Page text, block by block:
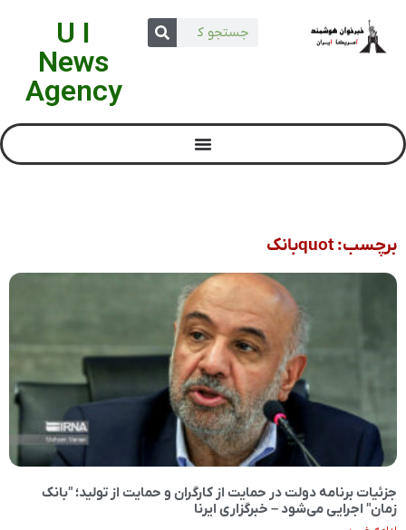
U I
News
Agency
برچسب: quotبانک
جزئیات برنامه‌ دولت در حمایت از کارگران و حمایت از تولید؛ "بانک
زمان" اجرایی می‌شود – خبرگزاری ایرنا